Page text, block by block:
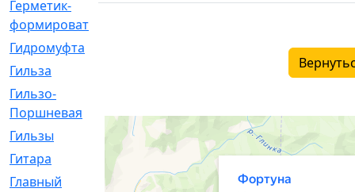
Герметик-
формирователь
[3]
Гидромуфта
Гильза
Гильзо-
Поршневая
Гильзы
[259]
Гитара
Главный
[29]